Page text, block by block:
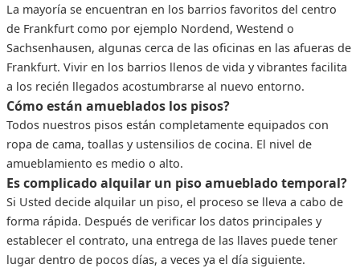
La mayoría se encuentran en los barrios favoritos del centro
de Frankfurt como por ejemplo Nordend, Westend o
Sachsenhausen, algunas cerca de las oficinas en las afueras de
Frankfurt. Vivir en los barrios llenos de vida y vibrantes facilita
a los recién llegados acostumbrarse al nuevo entorno.
Cómo están amueblados los pisos?
Todos nuestros pisos están completamente equipados con
ropa de cama, toallas y ustensilios de cocina. El nivel de
amueblamiento es medio o alto.
Es complicado alquilar un piso amueblado temporal?
Si Usted decide alquilar un piso, el proceso se lleva a cabo de
forma rápida. Después de verificar los datos principales y
establecer el contrato, una entrega de las llaves puede tener
lugar dentro de pocos días, a veces ya el día siguiente.